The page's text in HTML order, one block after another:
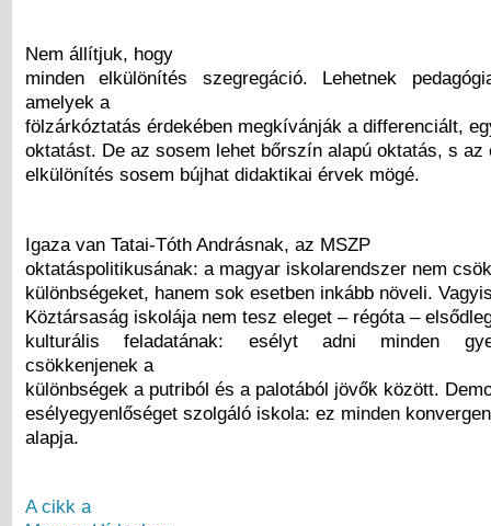
Nem állítjuk, hogy
minden elkülönítés szegregáció. Lehetnek
amelyek a
fölzárkóztatás érdekében megkívánják a differenciált,
oktatást. De az sosem lehet bőrszín alapú oktatás, s az
elkülönítés sosem bújhat didaktikai érvek mögé.
Igaza van Tatai-Tóth Andrásnak, az MSZP
oktatáspolitikusának: a magyar iskolarendszer nem
különbségeket, hanem sok esetben inkább növeli.
Köztársaság iskolája nem tesz eleget – régóta –
kulturális feladatának: esélyt adni minden
csökkenjenek a
különbségek a putriból és a palotából jövők között.
esélyegyenlőséget szolgáló iskola: ez minden
alapja.
A cikk a